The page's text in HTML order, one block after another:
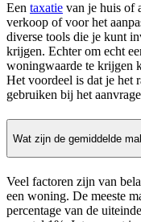
Een taxatie van je huis of
verkoop of voor het
diverse tools die je kunt
krijgen. Echter om echt
woningwaarde te krijgen
Het voordeel is dat je het
gebruiken bij het
Wat zijn de gemiddelde
Veel factoren zijn van
een woning. De meeste
percentage van de